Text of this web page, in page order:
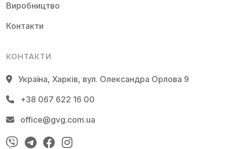
Виробництво
Контакти
КОНТАКТИ
Україна, Харків, вул. Олександра Орлова 9
+38 067 622 16 00
office@gvg.com.ua